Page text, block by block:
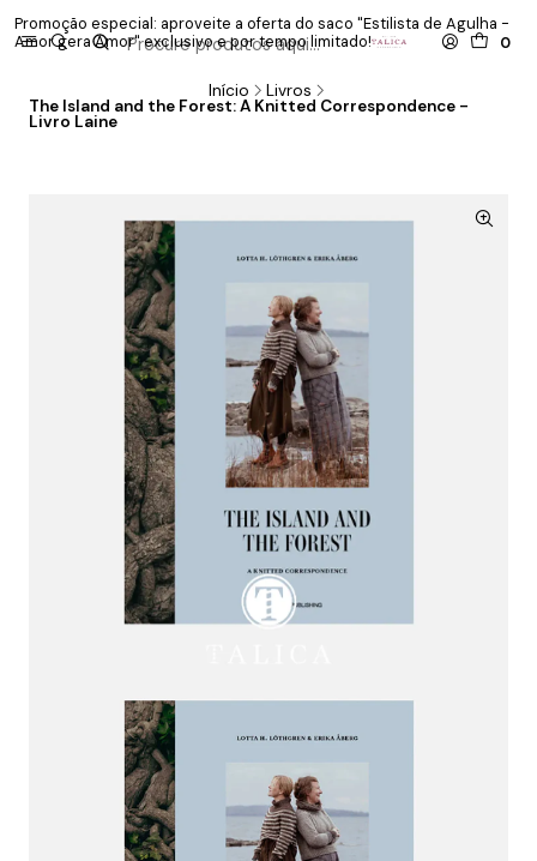
0
Promoção especial: aproveite a oferta do saco "Estilista de Agulha -
Amor gera Amor" exclusivo e por tempo limitado!
Início Livros
The Island and the Forest: A Knitted Correspondence -
Livro Laine